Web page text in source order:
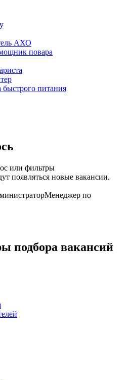
АХО
повара
быстрого питания
или фильтры
появляться новые вакансии.
Менеджер по
подбора вакансий